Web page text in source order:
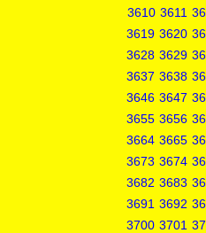
3610 3611
3619 3620
3628 3629
3637 3638
3646 3647
3655 3656
3664 3665
3673 3674
3682 3683
3691 3692
3700 3701